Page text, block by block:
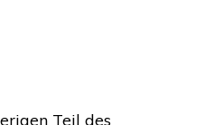
Teil des